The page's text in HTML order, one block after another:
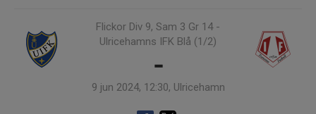
Flickor Div 9, Sam 3 Gr 14 -
Ulricehamns IFK Blå (1/2)
-
9 jun 2024, 12:30, Ulricehamn